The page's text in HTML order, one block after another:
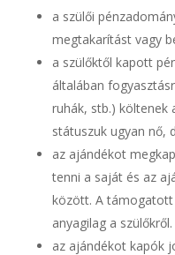
a szülői
megtakarítást vagy
a szülőktől kapott
általában
ruhák, stb.) költenek
státuszuk ugyan nő,
az ajándékot
tenni a saját és az
között. A támogatott
anyagilag a szülőkről.
az ajándékot kapók